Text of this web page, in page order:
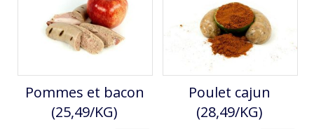
(25,99/KG)
Pommes et bacon
(25,49/KG)
Poulet cajun
(28,49/KG)